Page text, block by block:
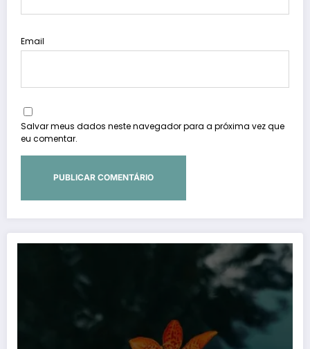
Email
Salvar meus dados neste navegador para a próxima vez que
eu comentar.